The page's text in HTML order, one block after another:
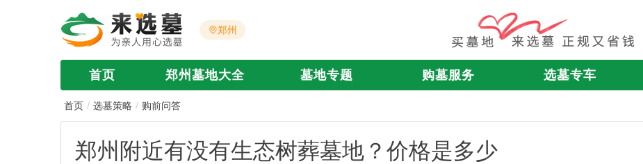
郑州
首页 郑州墓地大全 墓地专题 购墓服务 选墓专车
首页 选墓策略 购前问答
郑州附近有没有生态树葬墓地？价格是多少